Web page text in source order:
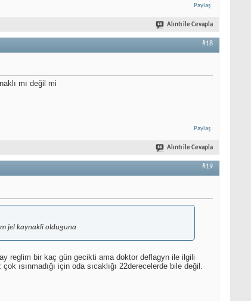
Paylaş
Alıntı ile Cevapla
#18
mı değil mi
Paylaş
Alıntı ile Cevapla
#19
jel kaynakli olduguna
reglim bir kaç gün gecikti ama doktor deflagyn ile ilgili
ısınmadığı için oda sıcaklığı 22derecelerde bile değil.